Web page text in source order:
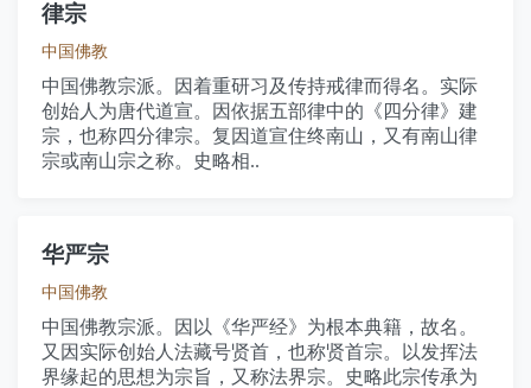
律宗
中国佛教
中国佛教宗派。因着重研习及传持戒律而得名。实际
创始人为唐代道宣。因依据五部律中的《四分律》建
宗，也称四分律宗。复因道宣住终南山，又有南山律
宗或南山宗之称。史略相..
华严宗
中国佛教
中国佛教宗派。因以《华严经》为根本典籍，故名。
又因实际创始人法藏号贤首，也称贤首宗。以发挥法
界缘起的思想为宗旨，又称法界宗。史略此宗传承为